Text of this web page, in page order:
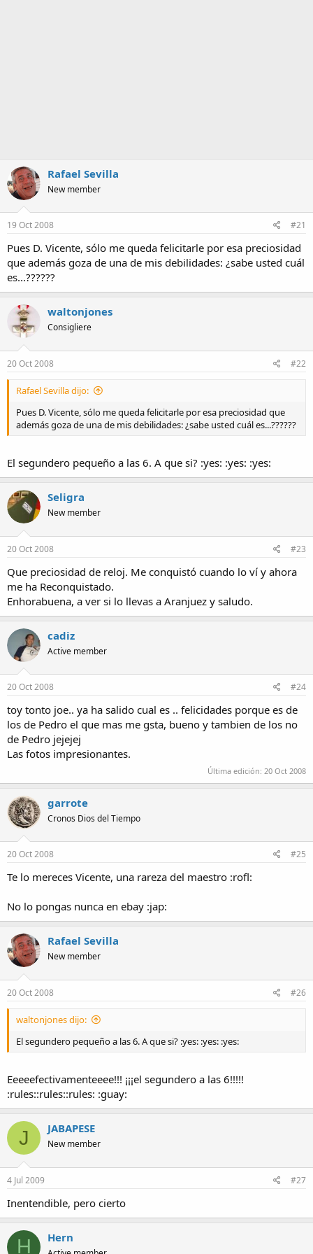
Rafael Sevilla
New member
19 Oct 2008 #21
Pues D. Vicente, sólo me queda felicitarle por esa preciosidad
que además goza de una de mis debilidades: ¿sabe usted cuál
es...??????
waltonjones
Consigliere
20 Oct 2008 #22
Rafael Sevilla dijo:
Pues D. Vicente, sólo me queda felicitarle por esa preciosidad que
además goza de una de mis debilidades: ¿sabe usted cuál es...??????
El segundero pequeño a las 6. A que si? :yes: :yes: :yes:
Seligra
New member
20 Oct 2008 #23
Que preciosidad de reloj. Me conquistó cuando lo ví y ahora
me ha Reconquistado.
Enhorabuena, a ver si lo llevas a Aranjuez y saludo.
cadiz
Active member
20 Oct 2008 #24
toy tonto joe.. ya ha salido cual es .. felicidades porque es de
los de Pedro el que mas me gsta, bueno y tambien de los no
de Pedro jejejej
Las fotos impresionantes.
Última edición: 20 Oct 2008
garrote
Cronos Dios del Tiempo
20 Oct 2008 #25
Te lo mereces Vicente, una rareza del maestro :rofl:
No lo pongas nunca en ebay :jap:
Rafael Sevilla
New member
20 Oct 2008 #26
waltonjones dijo:
El segundero pequeño a las 6. A que si? :yes: :yes: :yes:
Eeeeefectivamenteeee!!! ¡¡¡el segundero a las 6!!!!!
:rules::rules::rules: :guay:
J JABAPESE
New member
4 Jul 2009 #27
Inentendible, pero cierto
H Hern